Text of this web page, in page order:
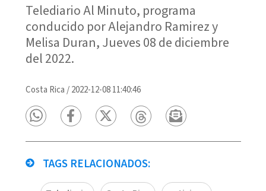
Telediario Al Minuto, programa
conducido por Alejandro Ramirez y
Melisa Duran, Jueves 08 de diciembre
del 2022.
Costa Rica /2022-12-08 11:40:46
TAGS RELACIONADOS: